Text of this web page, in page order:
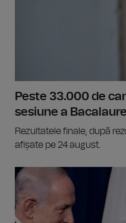
Peste 33.000 de
sesiune a
Rezultatele finale, după
afișate pe 24 august.